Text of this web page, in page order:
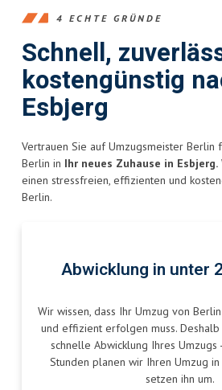
4 ECHTE GRÜNDE
Schnell,
kostengünstig
Esbjerg
Vertrauen Sie auf Umzugsmeister Berlin
Berlin in Ihr neues Zuhause in Esbjerg.
einen stressfreien, effizienten und
Berlin.
Abwicklung in unter
Wir wissen, dass Ihr Umzug von
und effizient erfolgen muss.
schnelle Abwicklung Ihres
Stunden planen wir Ihren Umzug
setzen ihn um.